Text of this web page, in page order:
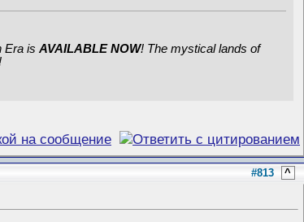
Era is AVAILABLE NOW! The mystical lands of
#813 ^